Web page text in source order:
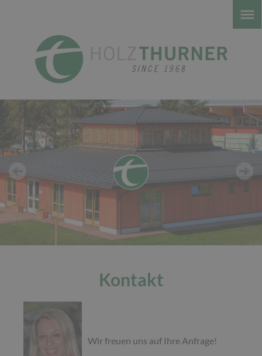
Kontakt
Wir freuen uns auf Ihre Anfrage!